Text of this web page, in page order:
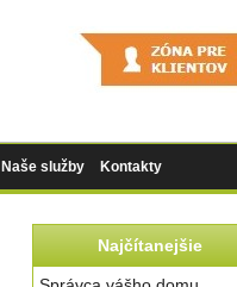
Naše služby Kontakty
Najčítanejšie